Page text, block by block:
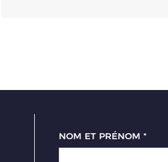
NOM ET PRÉNOM *